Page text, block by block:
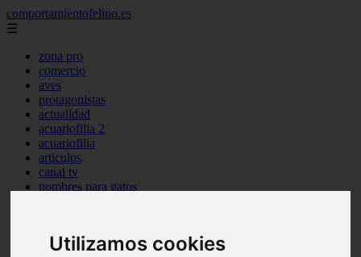
Utilizamos cookies
comportamientofelino.es
☰
zona pro
comercio
aves
protagonistas
actualidad
acuariofilia 2
acuariofilia
articulos
canal tv
nombres para gatos
zona pro